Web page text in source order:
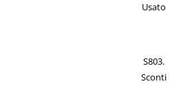
Usato
S803.
Sconti